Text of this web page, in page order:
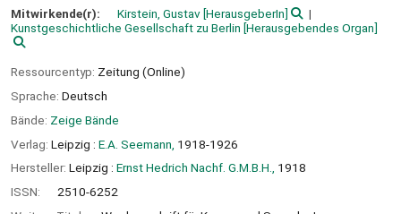
Mitwirkende(r): Kirstein, Gustav [HerausgeberIn]
Kunstgeschichtliche Gesellschaft zu Berlin [Herausgebendes Organ]
Ressourcentyp: Zeitung (Online)
Sprache: Deutsch
Bände: Zeige Bände
Verlag: Leipzig : E.A. Seemann, 1918-1926
Hersteller: Leipzig : Ernst Hedrich Nachf. G.M.B.H., 1918
ISSN:
2510-6252